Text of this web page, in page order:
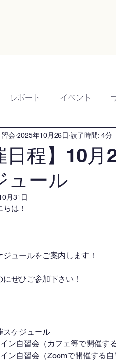
レポート イベント
日程】10
ュール
習会 2025年10月26日 読了時間: 4分
月31日
は！
ュールをご案内します！
ぜひご参加下さい！
スケジュール
ン自習会（カフェ等で開催する
ン自習会（Zoomで開催する自